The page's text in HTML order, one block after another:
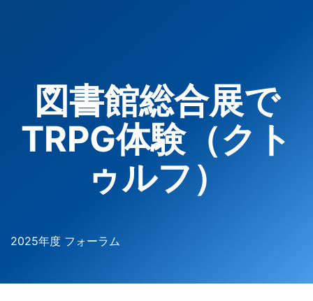
図書館総合展で
TRPG体験（クト
ゥルフ）
2025年度 フォーラム